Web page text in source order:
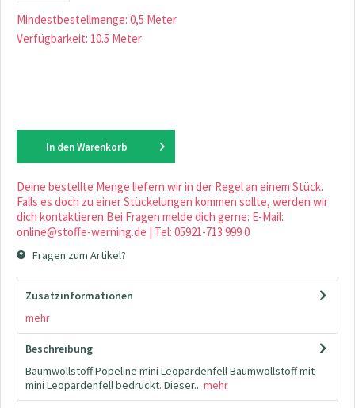
Mindestbestellmenge: 0,5 Meter
Verfügbarkeit: 10.5 Meter
In den Warenkorb
Deine bestellte Menge liefern wir in der Regel an einem Stück.
Falls es doch zu einer Stückelungen kommen sollte, werden wir
dich kontaktieren.Bei Fragen melde dich gerne: E-Mail:
online@stoffe-werning.de | Tel: 05921-713 999 0
Fragen zum Artikel?
Zusatzinformationen
mehr
Beschreibung
Baumwollstoff Popeline mini Leopardenfell Baumwollstoff mit
mini Leopardenfell bedruckt. Dieser... mehr